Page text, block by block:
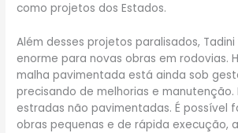
como projetos dos Estados.
Além desses projetos paralisados,
enorme para novas obras em rodovias.
malha pavimentada está ainda sob
precisando de melhorias e manutenção.
estradas não pavimentadas. É possível
obras pequenas e de rápida execução,